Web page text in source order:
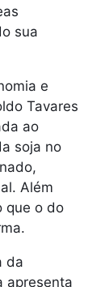
sua
e
Tavares
ao
soja no
Além
que o do
da
apresenta